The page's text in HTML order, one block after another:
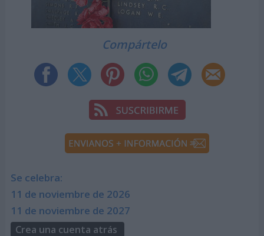
Compártelo
Se celebra:
11 de noviembre de 2026
11 de noviembre de 2027
Crea una cuenta atrás